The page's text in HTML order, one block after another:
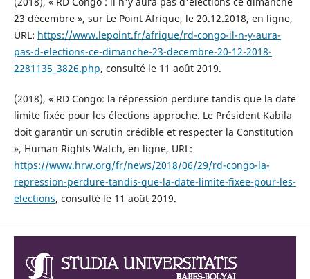
23 décembre », sur Le Point Afrique, le 20.12.2018, en ligne,
URL: https://www.lepoint.fr/afrique/rd-congo-il-n-y-aura-
pas-d-elections-ce-dimanche-23-decembre-20-12-2018-
2281135_3826.php, consulté le 11 août 2019.
(2018), « RD Congo: la répression perdure tandis que la date
limite fixée pour les élections approche. Le Président Kabila
doit garantir un scrutin crédible et respecter la Constitution
», Human Rights Watch, en ligne, URL:
https://www.hrw.org/fr/news/2018/06/29/rd-congo-la-
repression-perdure-tandis-que-la-date-limite-fixee-pour-les-
elections, consulté le 11 août 2019.